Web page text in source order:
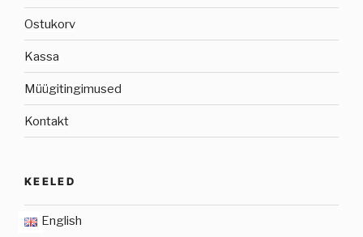
Ostukorv
Kassa
Müügitingimused
Kontakt
KEELED
English